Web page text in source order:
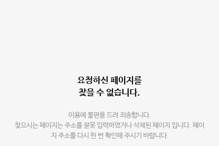
요청하신 페이지를
찾을 수 없습니다.
이용에 불편을 드려 죄송합니다.
찾으시는 페이지는 주소를 잘못 입력하였거나 삭제된 페이지 입니다. 페이
지 주소를 다시 한 번 확인해 주시기 바랍니다.